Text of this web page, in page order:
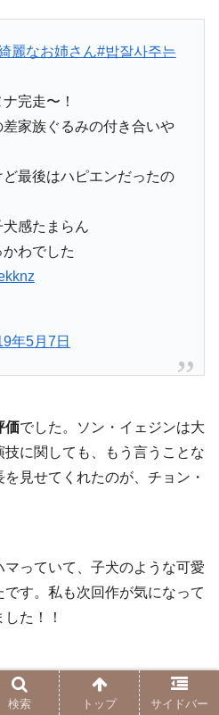
麗なお姉さん#밥잘사주는
完走〜！
家族ぐるみの付き合いや
最後はハピエンだったの
感たまらん
わでした
年5月7日
価でした。ソン・イェジンは大
に関しても、もう言うことな
見せてくれたのが、チョン・
っていて、子犬のような可愛
す。私も次回作が気になって
た！！
麗なお姉さん
検索 トップ サイドバー